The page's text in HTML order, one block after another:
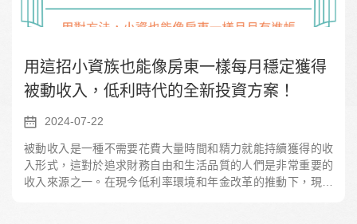
用這招小資族也能像房東一樣每月穩定獲得
被動收入，低利時代的全新投資方案！
2024-07-22
被動收入是一種不需要花費大量時間和精力就能持續獲得的收
入形式，這對於追求財務自由和生活品質的人們是非常重要的
收入來源之一。在現今低利率環境和年金改革的推動下，現金